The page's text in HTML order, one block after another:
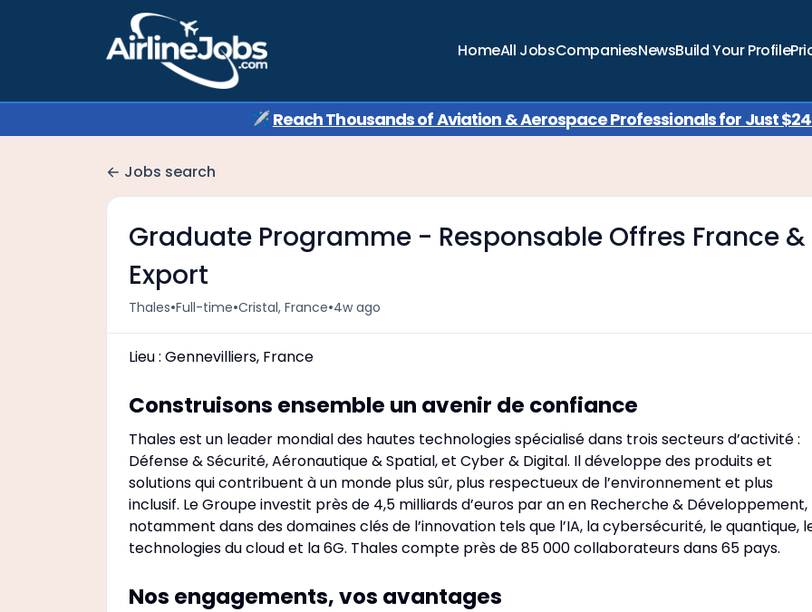
HomeAll JobsCompaniesNewsBuild Your Profile
✈️ Reach Thousands of Aviation & Aerospace Professionals for Just
Jobs search
Graduate Programme - Responsable Offres France &
Export
Thales•Full-time•Cristal, France•4w ago
Lieu : Gennevilliers, France
Construisons ensemble un avenir de confiance
Thales est un leader mondial des hautes technologies spécialisé dans trois secteurs d’activité :
Défense & Sécurité, Aéronautique & Spatial, et Cyber & Digital. Il développe des produits et
solutions qui contribuent à un monde plus sûr, plus respectueux de l’environnement et plus
inclusif. Le Groupe investit près de 4,5 milliards d’euros par an en Recherche & Développement,
notamment dans des domaines clés de l’innovation tels que l’IA, la cybersécurité, le quantique,
technologies du cloud et la 6G. Thales compte près de 85 000 collaborateurs dans 65 pays. ​
Nos engagements, vos avantages